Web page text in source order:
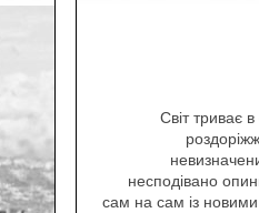
Світ триває
несподівано
сам на сам із